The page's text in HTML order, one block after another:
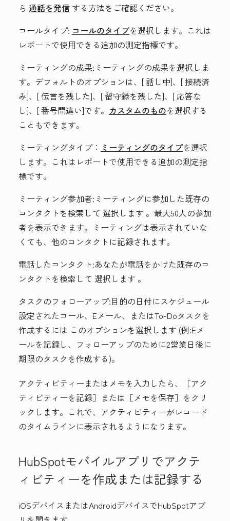
ら 通話を発信 する方法をご確認ください。
コールタイプ: コールのタイプを選択します。これは
レポートで使用できる追加の測定指標です。
ミーティングの成果:ミーティングの成果を選択しま
す。デフォルトのオプションは、[ 話し中]、[接続済
み]、[伝言を残した]、[留守録を残した]、[応答な
し]、[番号間違い]です。 カスタムのものを選択する
こともできます。
ミーティングタイプ： ミーティングのタイプを選択
します。これはレポートで使用できる追加の測定指
標です。
ミーティング参加者:ミーティングに参加した既存の
コンタクトを検索して 選択します 。最大50人の参加
者を表示できます。ミーティングは表示されていな
くても、他のコンタクトに記録されます。
電話したコンタクト:あなたが電話をかけた既存のコ
ンタクトを検索して 選択します 。
タスクのフォローアップ:目的の日付にスケジュール
設定されたコール、Eメール、またはTo-Doタスクを
作成するには このオプションを選択します (例:Eメ
ールを記録し、フォローアップのために2営業日後に
期限のタスクを作成する)。
アクティビティーまたはメモを入力したら、［アク
ティビティーを記録］ または［メモを保存］ をクリ
ックします。これで、アクティビティーがレコード
のタイムラインに表示されるようになります。
HubSpotモバイルアプリでアクテ
ィビティーを作成または記録する
iOSデバイスまたはAndroidデバイスでHubSpotアプ